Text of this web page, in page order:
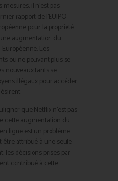
il n’est pas
rapport de l’EUIPO
pour la propriété
augmentation du
Les
ou ne pouvant plus se
nouveaux tarifs se
illégaux pour accéder
que Netflix n’est pas
cette augmentation du
ligne est un problème
être attribué à une seule
les décisions prises par
contribué à cette